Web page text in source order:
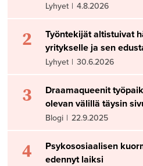
Lyhyet | 4.8.2026
2
Työntekijät altistuivat
yritykselle ja sen
Lyhyet | 30.6.2026
3
Draamaqueenit
olevan välillä täysin
Blogi | 22.9.2025
4
Psykososiaalisen
edennyt laiksi